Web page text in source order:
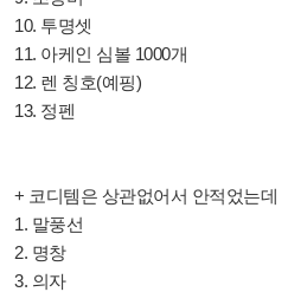
10. 투명셋
11. 아케인 심볼 1000개
12. 렌 칭호(예핑)
13. 정펜
+ 코디템은 상관없어서 안적었는데
1. 말풍선
2. 명창
3. 의자